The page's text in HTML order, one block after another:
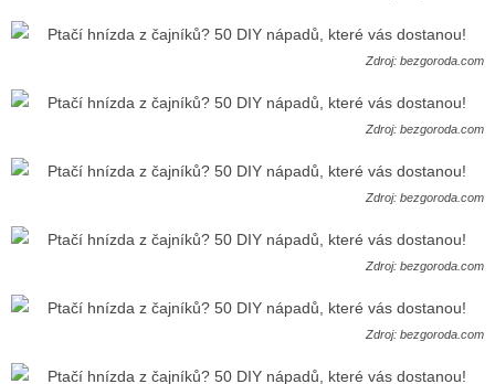
Zdroj: bezgoroda.com
Zdroj: bezgoroda.com
Zdroj: bezgoroda.com
Zdroj: bezgoroda.com
Zdroj: bezgoroda.com